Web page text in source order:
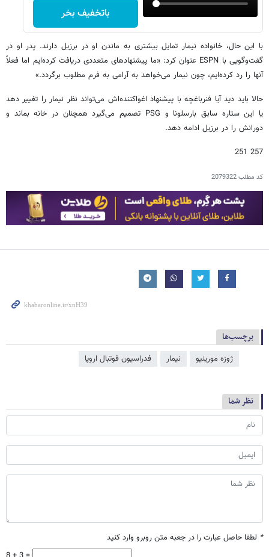
باتخفیف بخر
با این حال، خانواده نیمار تمایل بیشتری به ماندن او در برزیل دارند. پدر او در
گفت‌وگویی با ESPN عنوان کرد: «ما پیشنهادهای متعددی دریافت کرده‌ایم اما فعلاً
آنها را رد کرده‌ایم، چون نیمار می‌خواهد به آرامی به فرم مطلوب برگردد.»
حالا باید دید آیا فنرباغچه با پیشنهاد اغواکننده‌اش می‌تواند نظر نیمار را تغییر دهد
یا این ستاره سابق بارسلونا و PSG تصمیم می‌گیرد همچنان در خانه بماند و
دورانش را در برزیل ادامه دهد.
257 251
کد مطلب2079322
برچسب‌ها
ژوزه مورینیو نیمار فدراسیون فوتبال اروپا
نظر شما
* لطفا حاصل عبارت را در جعبه متن روبرو وارد کنید